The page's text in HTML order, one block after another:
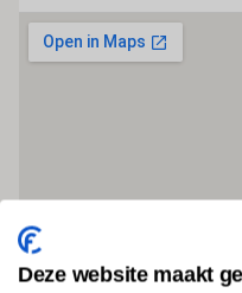
Deze website maakt